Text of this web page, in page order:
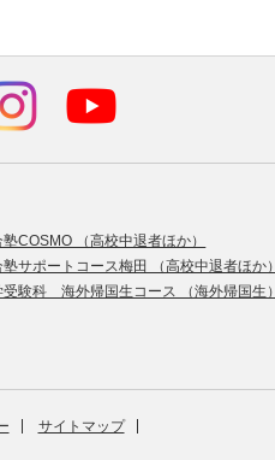
COSMO （高校中退者ほか）
塾サポートコース梅田 （高校中退者ほか）
受験科 海外帰国生コース （海外帰国生）
サイトマップ